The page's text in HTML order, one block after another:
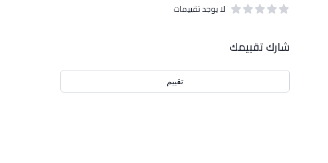
لا يوجد تقييمات
شارك تقييمك
تقييم